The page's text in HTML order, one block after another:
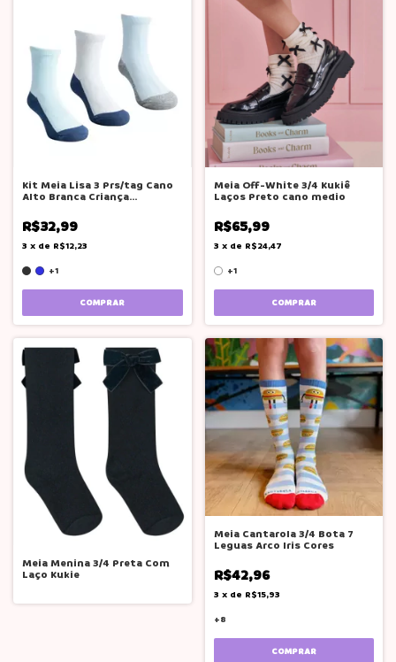
Kit Meia Lisa 3 Prs/tag Cano
Alto Branca Criança
R$32,99
3 x de R$12,23
+1
COMPRAR
Meia Off-White 3/4 Kukiê
Laços Preto cano medio
R$65,99
3 x de R$24,47
+1
COMPRAR
Meia Menina 3/4 Preta Com
Laço Kukie
Meia Cantarola 3/4 Bota 7
Leguas Arco Iris Cores
R$42,96
3 x de R$15,93
+8
COMPRAR